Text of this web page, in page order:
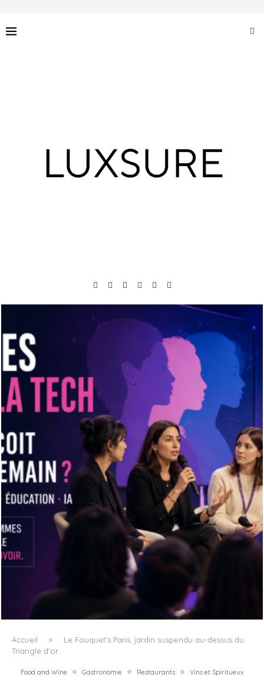
DANS LA TECH, LA PARITÉ N’EST PLUS UN SUJET D’IMAGE
MAIS DE...
Accueil »
Le Fouquet’s Paris, jardin suspendu au-dessus du
Triangle d’or
Food and Wine Gastronomie Restaurants Vins et Spiritueux